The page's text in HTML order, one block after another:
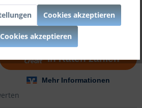
In denWarenkorb
Cookies akzeptieren
akzeptieren